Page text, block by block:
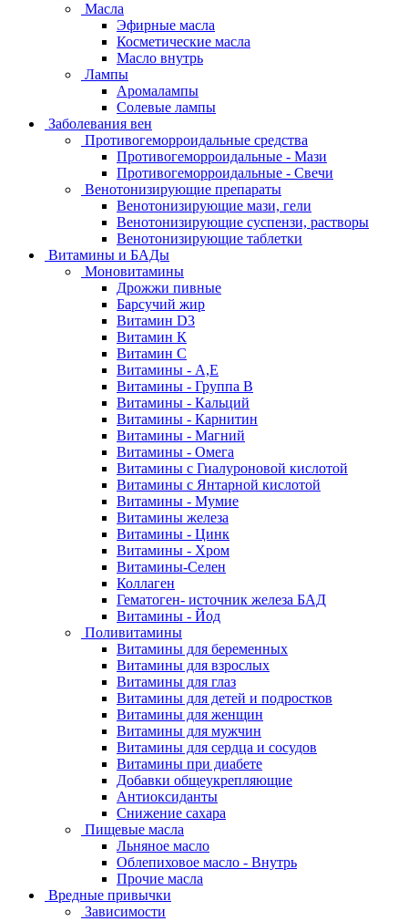
Масла
Эфирные масла
Косметические масла
Масло внутрь
Лампы
Аромалампы
Солевые лампы
Заболевания вен
Противогеморроидальные средства
Противогеморроидальные - Мази
Противогеморроидальные - Свечи
Венотонизирующие препараты
Венотонизирующие мази, гели
Венотонизирующие суспензи, растворы
Венотонизирующие таблетки
Витамины и БАДы
Моновитамины
Дрожжи пивные
Барсучий жир
Витамин D3
Витамин К
Витамин С
Витамины - А,Е
Витамины - Группа В
Витамины - Кальций
Витамины - Карнитин
Витамины - Магний
Витамины - Омега
Витамины с Гиалуроновой кислотой
Витамины с Янтарной кислотой
Витамины - Мумие
Витамины железа
Витамины - Цинк
Витамины - Хром
Витамины-Селен
Коллаген
Гематоген- источник железа БАД
Витамины - Йод
Поливитамины
Витамины для беременных
Витамины для взрослых
Витамины для глаз
Витамины для детей и подростков
Витамины для женщин
Витамины для мужчин
Витамины для сердца и сосудов
Витамины при диабете
Добавки общеукрепляющие
Антиоксиданты
Снижение сахара
Пищевые масла
Льняное масло
Облепиховое масло - Внутрь
Прочие масла
Вредные привычки
Зависимости